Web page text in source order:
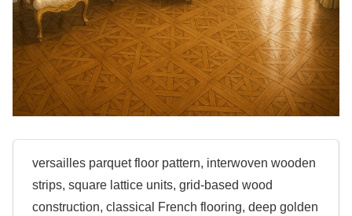
versailles parquet floor pattern, interwoven wooden
strips, square lattice units, grid-based wood
construction, classical French flooring, deep golden